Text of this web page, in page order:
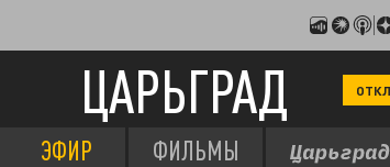
ЦАРЬГРАД
ЭФИР ФИЛЬМЫ